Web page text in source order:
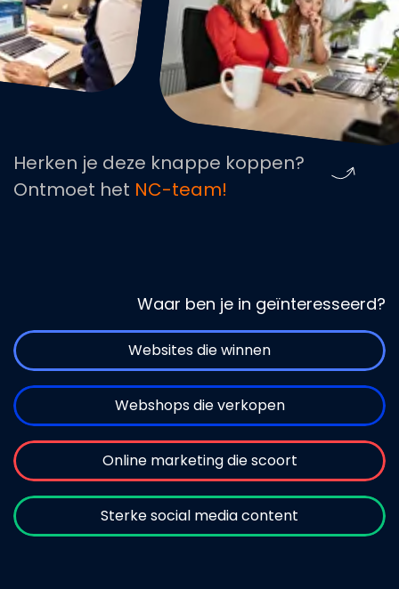
Herken je deze knappe koppen?
Ontmoet het NC-team!
Waar ben je in geïnteresseerd?
Websites die winnen
Webshops die verkopen
Online marketing die scoort
Sterke social media content